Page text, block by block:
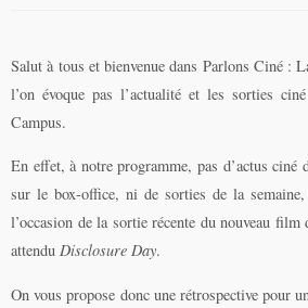
Salut à tous et bienvenue dans Parlons Ciné :
l’on évoque pas l’actualité et les sorties
Campus.
En effet, à notre programme, pas d’actus ciné
sur le box-office, ni de sorties de la
l’occasion de la sortie récente du nouveau film
attendu Disclosure Day.
On vous propose donc une rétrospective pour